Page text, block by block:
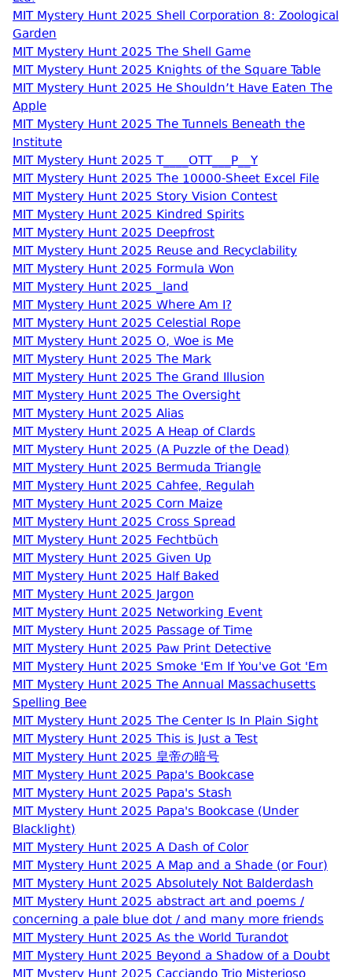
MIT Mystery Hunt 2025 Shell Corporation 8: Zoological
Garden
MIT Mystery Hunt 2025 The Shell Game
MIT Mystery Hunt 2025 Knights of the Square Table
MIT Mystery Hunt 2025 He Shouldn’t Have Eaten The
Apple
MIT Mystery Hunt 2025 The Tunnels Beneath the
Institute
MIT Mystery Hunt 2025 T____OTT___P__Y
MIT Mystery Hunt 2025 The 10000-Sheet Excel File
MIT Mystery Hunt 2025 Story Vision Contest
MIT Mystery Hunt 2025 Kindred Spirits
MIT Mystery Hunt 2025 Deepfrost
MIT Mystery Hunt 2025 Reuse and Recyclability
MIT Mystery Hunt 2025 Formula Won
MIT Mystery Hunt 2025 _land
MIT Mystery Hunt 2025 Where Am I?
MIT Mystery Hunt 2025 Celestial Rope
MIT Mystery Hunt 2025 O, Woe is Me
MIT Mystery Hunt 2025 The Mark
MIT Mystery Hunt 2025 The Grand Illusion
MIT Mystery Hunt 2025 The Oversight
MIT Mystery Hunt 2025 Alias
MIT Mystery Hunt 2025 A Heap of Clards
MIT Mystery Hunt 2025 (A Puzzle of the Dead)
MIT Mystery Hunt 2025 Bermuda Triangle
MIT Mystery Hunt 2025 Cahfee, Regulah
MIT Mystery Hunt 2025 Corn Maize
MIT Mystery Hunt 2025 Cross Spread
MIT Mystery Hunt 2025 Fechtbüch
MIT Mystery Hunt 2025 Given Up
MIT Mystery Hunt 2025 Half Baked
MIT Mystery Hunt 2025 Jargon
MIT Mystery Hunt 2025 Networking Event
MIT Mystery Hunt 2025 Passage of Time
MIT Mystery Hunt 2025 Paw Print Detective
MIT Mystery Hunt 2025 Smoke 'Em If You've Got 'Em
MIT Mystery Hunt 2025 The Annual Massachusetts
Spelling Bee
MIT Mystery Hunt 2025 The Center Is In Plain Sight
MIT Mystery Hunt 2025 This is Just a Test
MIT Mystery Hunt 2025 皇帝の暗号
MIT Mystery Hunt 2025 Papa's Bookcase
MIT Mystery Hunt 2025 Papa's Stash
MIT Mystery Hunt 2025 Papa's Bookcase (Under
Blacklight)
MIT Mystery Hunt 2025 A Dash of Color
MIT Mystery Hunt 2025 A Map and a Shade (or Four)
MIT Mystery Hunt 2025 Absolutely Not Balderdash
MIT Mystery Hunt 2025 abstract art and poems /
concerning a pale blue dot / and many more friends
MIT Mystery Hunt 2025 As the World Turandot
MIT Mystery Hunt 2025 Beyond a Shadow of a Doubt